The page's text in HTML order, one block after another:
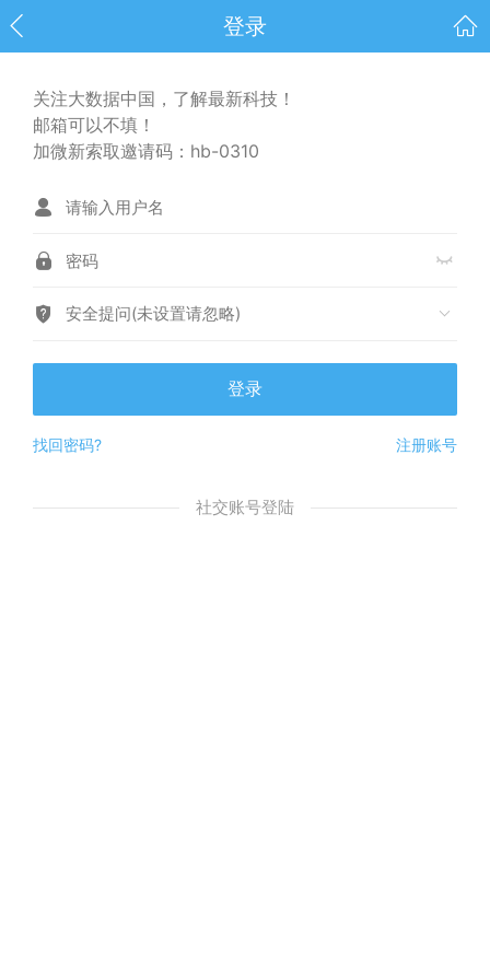
登录
关注大数据中国，了解最新科技！
邮箱可以不填！
加微新索取邀请码：hb-0310
安全提问(未设置请忽略)
登录
找回密码? 注册账号
社交账号登陆